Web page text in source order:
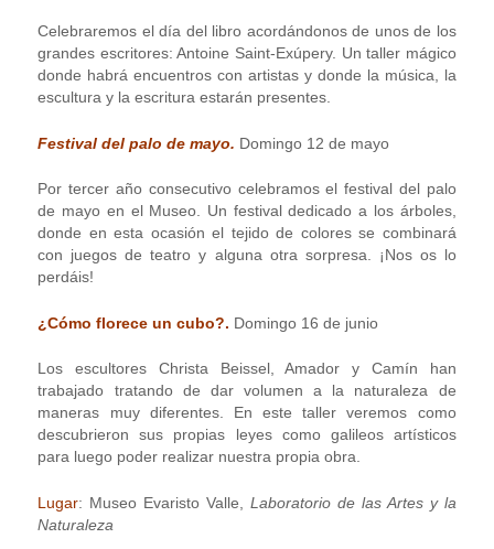
Celebraremos el día del libro acordándonos de unos de los
grandes escritores: Antoine Saint-Exúpery. Un taller mágico
donde habrá encuentros con artistas y donde la música, la
escultura y la escritura estarán presentes.
Festival del palo de mayo. Domingo 12 de mayo
Por tercer año consecutivo celebramos el festival del palo
de mayo en el Museo. Un festival dedicado a los árboles,
donde en esta ocasión el tejido de colores se combinará
con juegos de teatro y alguna otra sorpresa. ¡Nos os lo
perdáis!
¿Cómo florece un cubo?. Domingo 16 de junio
Los escultores Christa Beissel, Amador y Camín han
trabajado tratando de dar volumen a la naturaleza de
maneras muy diferentes. En este taller veremos como
descubrieron sus propias leyes como galileos artísticos
para luego poder realizar nuestra propia obra.
Lugar: Museo Evaristo Valle,Laboratorio de las Artes y la
Naturaleza